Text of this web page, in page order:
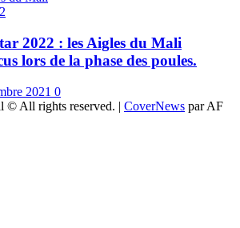
2022 : les Aigles du Mali
lors de la phase des poules.
2021 0
© All rights reserved. | CoverNews par AF